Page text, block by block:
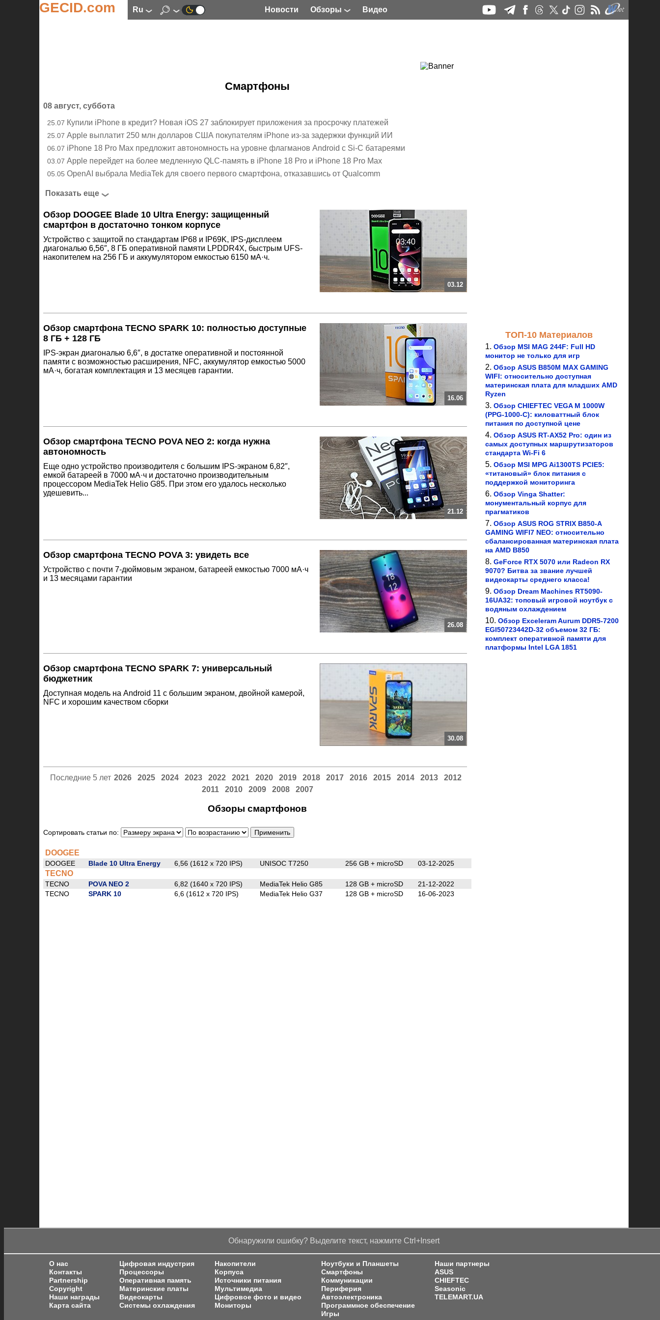
GECID.com ru Новости Обзоры Видео
Смартфоны
08 август, суббота
25.07 Купили iPhone в кредит? Новая iOS 27 заблокирует приложения за просрочку платежей
25.07 Apple выплатит 250 млн долларов США покупателям iPhone из-за задержки функций ИИ
06.07 iPhone 18 Pro Max предложит автономность на уровне флагманов Android с Si-C батареями
03.07 Apple перейдет на более медленную QLC-память в iPhone 18 Pro и iPhone 18 Pro Max
05.05 OpenAI выбрала MediaTek для своего первого смартфона, отказавшись от Qualcomm
Показать еще
Обзор DOOGEE Blade 10 Ultra Energy: защищенный
смартфон в достаточно тонком корпусе
Устройство с защитой по стандартам IP68 и IP69K, IPS-дисплеем
диагональю 6,56″, 8 ГБ оперативной памяти LPDDR4X, быстрым UFS-
накопителем на 256 ГБ и аккумулятором емкостью 6150 мА·ч.
03.12
Обзор смартфона TECNO SPARK 10: полностью доступные
8 ГБ + 128 ГБ
IPS-экран диагональю 6,6″, в достатке оперативной и постоянной
памяти с возможностью расширения, NFC, аккумулятор емкостью 5000
мА·ч, богатая комплектация и 13 месяцев гарантии.
16.06
Обзор смартфона TECNO POVA NEO 2: когда нужна
автономность
Еще одно устройство производителя с большим IPS-экраном 6,82″,
емкой батареей в 7000 мА·ч и достаточно производительным
процессором MediaTek Helio G85. При этом его удалось несколько
удешевить...
21.12
Обзор смартфона TECNO POVA 3: увидеть все
Устройство с почти 7-дюймовым экраном, батареей емкостью 7000 мА·ч
и 13 месяцами гарантии
26.08
Обзор смартфона TECNO SPARK 7: универсальный
бюджетник
Доступная модель на Android 11 с большим экраном, двойной камерой,
NFC и хорошим качеством сборки
30.08
Последние 5 лет 2026 2025 2024 2023 2022 2021 2020 2019 2018 2017 2016 2015 2014 2013
2012
2011
2010 2009 2008 2007
Обзоры смартфонов
Сортировать статьи по:
DOOGEE
DOOGEE Blade 10 Ultra Energy 6,56 (1612 x 720 IPS) UNISOC T7250 256 GB + microSD 03-12-2025
TECNO
TECNO POVA NEO 2 6,82 (1640 x 720 IPS) MediaTek Helio G85 128 GB + microSD
21-12-2022
TECNO
SPARK 10 6,6 (1612 x 720 IPS) MediaTek Helio G37 128 GB + microSD 16-06-2023
ТОП-10 Материалов
Обзор MSI MAG 244F: Full HD
монитор не только для игр
Обзор ASUS B850M MAX GAMING
WIFI: относительно доступная
материнская плата для младших AMD
Ryzen
Обзор CHIEFTEC VEGA M 1000W
(PPG-1000-C): киловаттный блок
питания по доступной цене
Обзор ASUS RT-AX52 Pro: один из
самых доступных маршрутизаторов
стандарта Wi-Fi 6
Обзор MSI MPG Ai1300TS PCIE5:
«титановый» блок питания с
поддержкой мониторинга
Обзор Vinga Shatter:
монументальный корпус для
прагматиков
Обзор ASUS ROG STRIX B850-A
GAMING WIFI7 NEO: относительно
сбалансированная материнская плата
на AMD B850
GeForce RTX 5070 или Radeon RX
9070? Битва за звание лучшей
видеокарты среднего класса!
Обзор Dream Machines RT5090-
16UA32: топовый игровой ноутбук с
водяным охлаждением
Обзор Exceleram Aurum DDR5-7200
EGI50723442D-32 объемом 32 ГБ:
комплект оперативной памяти для
платформы Intel LGA 1851
Обнаружили ошибку? Выделите текст, нажмите Ctrl+Insert
О нас
Контакты
Partnership
Copyright
Наши награды
Карта сайта
Цифровая индустрия
Процессоры
Оперативная память
Материнские платы
Видеокарты
Системы охлаждения
Накопители
Корпуса
Источники питания
Мультимедиа
Цифровое фото и видео
Мониторы
Ноутбуки и Планшеты
Смартфоны
Коммуникации
Периферия
Автоэлектроника
Программное обеспечение
Игры
Наши партнеры
ASUS
CHIEFTEC
Seasonic
TELEMART.UA